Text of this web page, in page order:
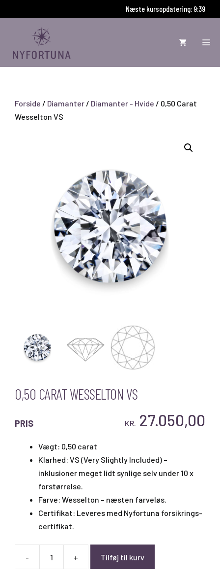
til
Næste kursopdatering: 9:38
Forside / Diamanter / Diamanter - Hvide / 0,50 Carat
Wesselton VS
0,50 CARAT WESSELTON VS
PRIS KR. 27.050,00
Vægt: 0,50 carat
Klarhed: VS (Very Slightly Included) –
inklusioner meget lidt synlige selv under 10 x
forstørrelse.
Farve: Wesselton – næsten farveløs.
Certifikat: Leveres med Nyfortuna forsikrings-
certifikat.
- + Tilføj til kurv